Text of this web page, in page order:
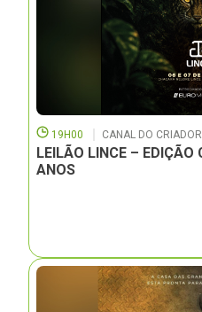
19H00 CANAL DO CRIADOR
LEILÃO LINCE –
ANOS